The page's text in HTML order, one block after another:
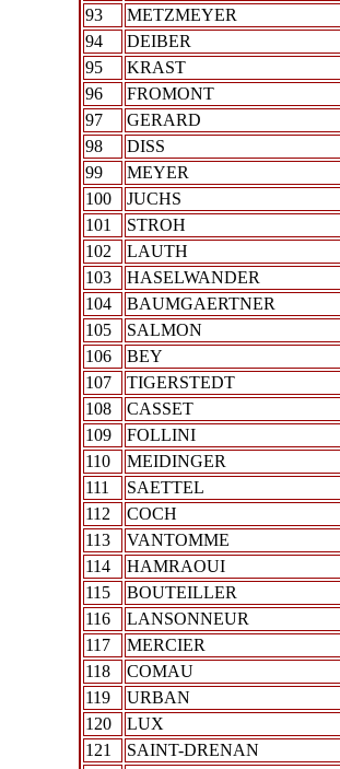
93
METZMEYER
94
DEIBER
95
KRAST
96
FROMONT
97
GERARD
98
DISS
99
MEYER
100
JUCHS
101
STROH
102
LAUTH
103
HASELWANDER
104
BAUMGAERTNER
105
SALMON
106
BEY
107
TIGERSTEDT
108
CASSET
109
FOLLINI
110
MEIDINGER
111
SAETTEL
112
COCH
113
VANTOMME
114
HAMRAOUI
115
BOUTEILLER
116
LANSONNEUR
117
MERCIER
118
COMAU
119
URBAN
120
LUX
121
SAINT-DRENAN